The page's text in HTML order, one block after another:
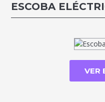
ESCOBA
VER